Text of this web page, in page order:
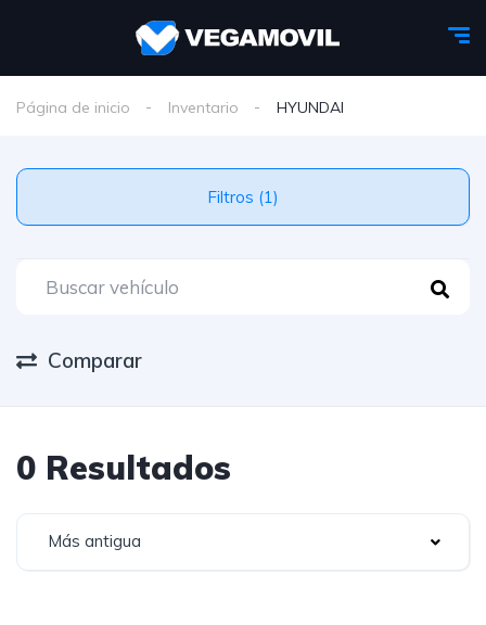
Página de inicio Inventario HYUNDAI
Filtros (1)
Comparar
0 Resultados
Más antigua